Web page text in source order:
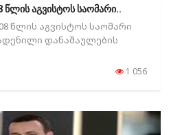
აგვისტოს საომარი..
წლის აგვისტოს საომარი
დანაშაულების
1 056